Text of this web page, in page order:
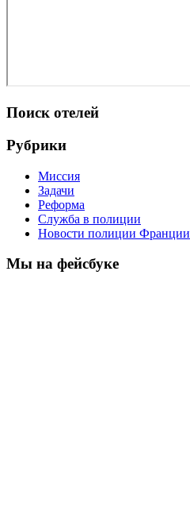
Поиск отелей
Рубрики
Миссия
Задачи
Реформа
Служба в полиции
Новости полиции Франции
Мы на фейсбуке